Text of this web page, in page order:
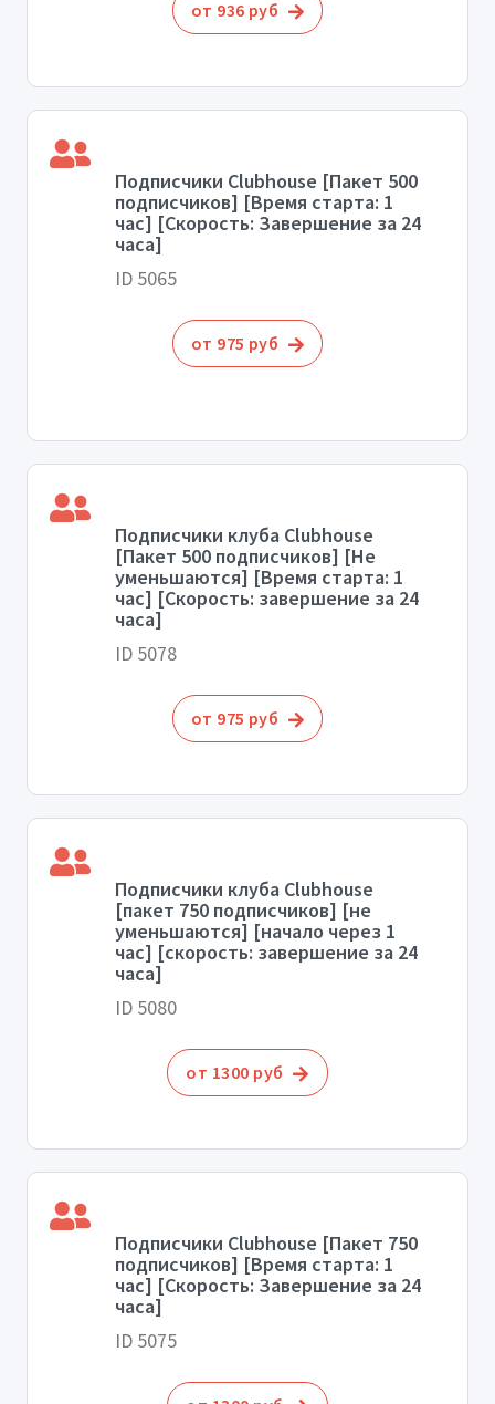
от 936 руб
Подписчики Clubhouse [Пакет 500
подписчиков] [Время старта: 1
час] [Скорость: Завершение за 24
часа]
ID 5065
от 975 руб
Подписчики клуба Clubhouse
[Пакет 500 подписчиков] [Не
уменьшаются] [Время старта: 1
час] [Скорость: завершение за 24
часа]
ID 5078
от 975 руб
Подписчики клуба Clubhouse
[пакет 750 подписчиков] [не
уменьшаются] [начало через 1
час] [скорость: завершение за 24
часа]
ID 5080
от 1300 руб
Подписчики Clubhouse [Пакет 750
подписчиков] [Время старта: 1
час] [Скорость: Завершение за 24
часа]
ID 5075